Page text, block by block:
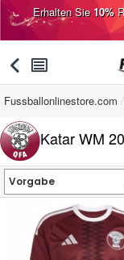
Erhalten Sie10%
󰅯 󰂩
Fussballonlinestore.com
Katar WM